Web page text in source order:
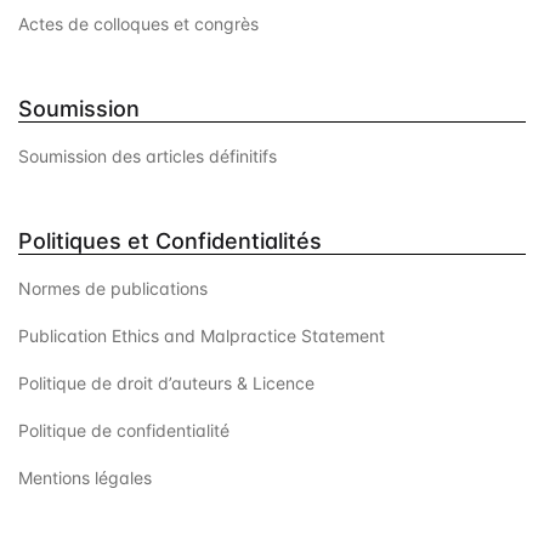
Actes de colloques et congrès
Soumission
Soumission des articles définitifs
Politiques et Confidentialités
Normes de publications
Publication Ethics and Malpractice Statement
Politique de droit d’auteurs & Licence
Politique de confidentialité
Mentions légales